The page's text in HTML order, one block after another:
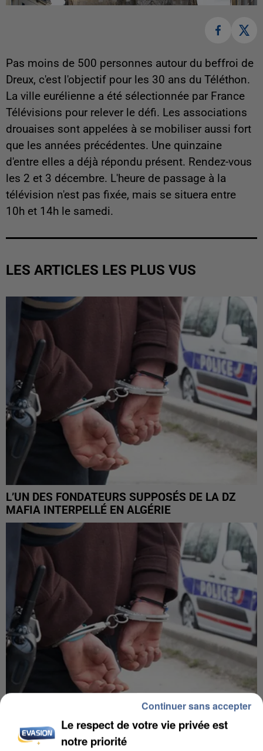
Pas moins de 500 personnes autour du beffroi de
Dreux, c'est l'objectif pour les 30 ans du Téléthon.
La ville eurélienne a été sélectionnée par France
Télévisions pour relever le défi. Les associations
drouaises sont appelées à se mobiliser aussi fort
que les années précédentes. Une quinzaine
d'entre elles a déjà répondu présent. Rendez-vous
les 2 et 3 décembre. L'heure de passage à la
télévision n'est pas fixée, mais se situera entre
10h et 14h le samedi.
LES ARTICLES LES PLUS VUS
L’UN DES FONDATEURS SUPPOSÉS DE LA DZ
MAFIA INTERPELLÉ EN ALGÉRIE
UN SECOND CADRE DE LA DZ MAFIA
INTERPELLÉ EN ALGÉRIE
Le respect de votre vie privée est
notre priorité
Continuer sans accepter